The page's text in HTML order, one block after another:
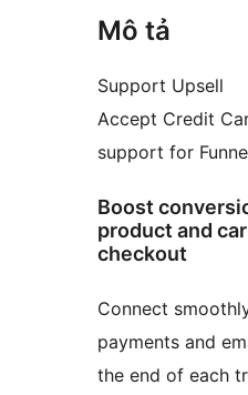
Mô tả
Support Upsell
Accept Credit
support for
Boost
product and
checkout
Connect
payments and
the end of each